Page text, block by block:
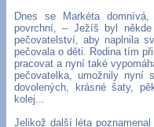
Dnes se Markéta
povrchní, – Ježíš byl
pečovatelství, aby naplnila
pečovala o děti. Rodina tím
pracovat a nyní také
pečovatelka, umožnily nyní
dovolených, krásné šaty,
kolej...
Jelikož další léta